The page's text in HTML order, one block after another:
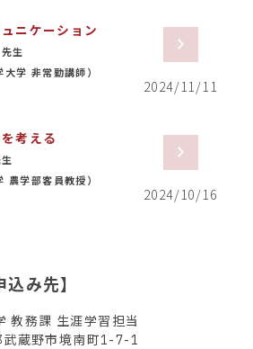
ニケーション
生
大学 非常勤講師）
2024/11/11
考える
農学部客員教授）
2024/10/16
み先】
教務課 生涯学習担当
蔵野市境南町1-7-1